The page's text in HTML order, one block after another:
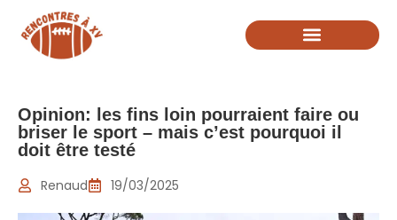
Opinion: les fins loin pourraient faire ou
briser le sport – mais c’est pourquoi il
doit être testé
Renaud 19/03/2025